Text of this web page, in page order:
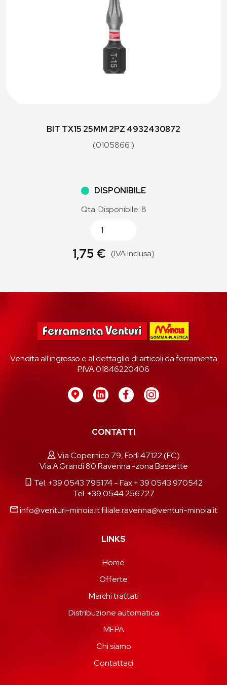
BIT TX15 25MM 2PZ 4932430872
(0105866 )
DISPONIBILE
Qta. Disponibile: 8
1,75 € (IVA inclusa)
Vendita all'ingrosso e al dettaglio di articoli da ferramenta
P.IVA 01846220406
CONTATTI
Via Copernico 79, Forlì 47122 (FC)
Via A.Grandi 80 Ravenna -zona Bassette
Tel. +39 0543 795174- Fax + 39 0543 970542
Tel. +39 0544 256727
info@venturi-minoia.itfiliale.ravenna@venturi-minoia.it
LINKS
Home
Offerte
Marchi trattati
Distribuzione automatica
MEPA
Chi siamo
Contattaci